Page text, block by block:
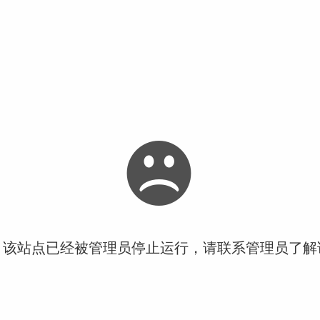
站点已经被管理员停止运行，请联系管理员了